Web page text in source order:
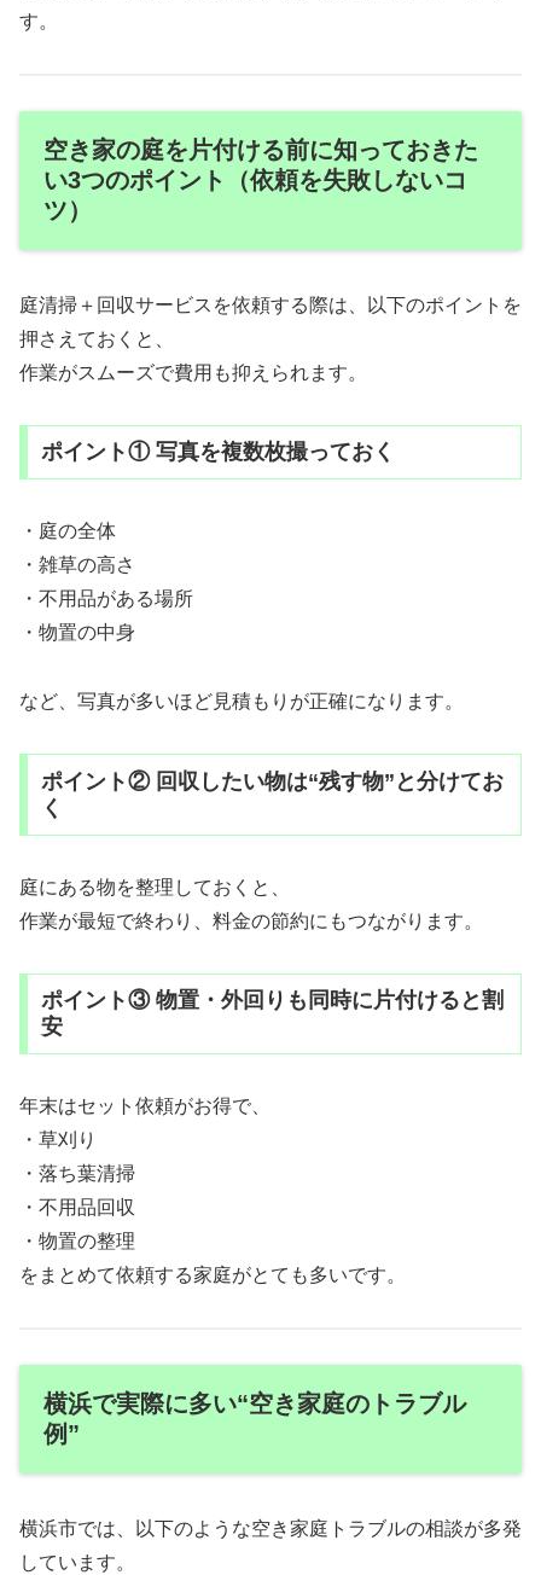
す。
空き家の庭を片付ける前に知っておきた
い3つのポイント（依頼を失敗しないコ
ツ）
庭清掃＋回収サービスを依頼する際は、以下のポイントを
押さえておくと、
作業がスムーズで費用も抑えられます。
ポイント① 写真を複数枚撮っておく
・庭の全体
・雑草の高さ
・不用品がある場所
・物置の中身
など、写真が多いほど見積もりが正確になります。
ポイント② 回収したい物は“残す物”と分けてお
く
庭にある物を整理しておくと、
作業が最短で終わり、料金の節約にもつながります。
ポイント③ 物置・外回りも同時に片付けると割
安
年末はセット依頼がお得で、
・草刈り
・落ち葉清掃
・不用品回収
・物置の整理
をまとめて依頼する家庭がとても多いです。
横浜で実際に多い“空き家庭のトラブル
例”
横浜市では、以下のような空き家庭トラブルの相談が多発
しています。